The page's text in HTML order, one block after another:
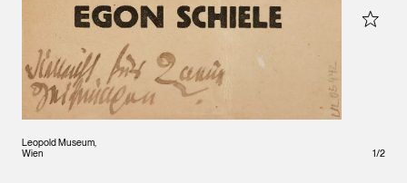
Leopold Museum,
Wien
Wien
Star
1/2